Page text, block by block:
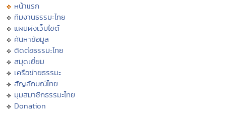
หน้าแรก
ทีมงานธรรมะไทย
แผนผังเว็บไซต์
ค้นหาข้อมูล
ติดต่อธรรมะไทย
สมุดเยี่ยม
เครือข่ายธรรมะ
สัญลักษณ์ไทย
มุมสมาชิกธรรมะไทย
Donation